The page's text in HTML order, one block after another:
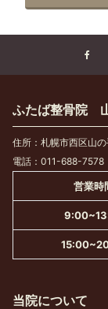
ふたば整骨院
住所：札幌市西区山
電話：011-688-7578
営業時
当院について